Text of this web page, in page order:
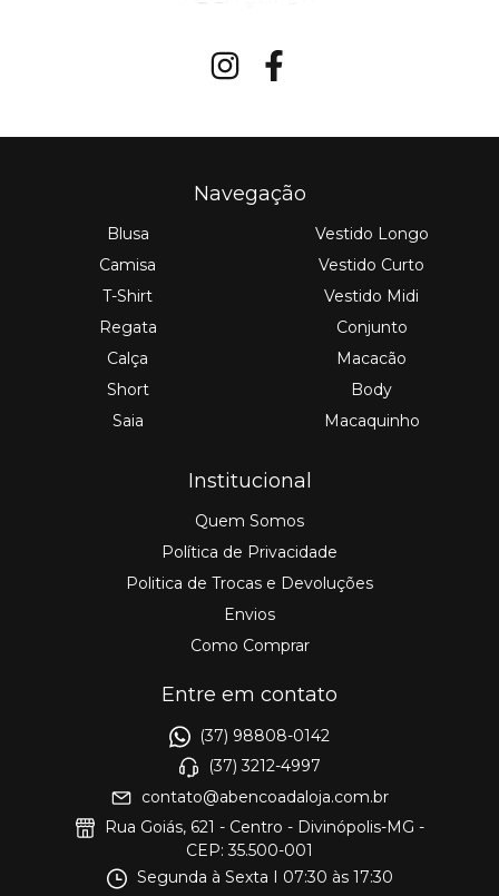
Navegação
Blusa
Camisa
T-Shirt
Regata
Calça
Short
Saia
Vestido Longo
Vestido Curto
Vestido Midi
Conjunto
Macacão
Body
Macaquinho
Institucional
Quem Somos
Política de Privacidade
Politica de Trocas e Devoluções
Envios
Como Comprar
Entre em contato
(37) 98808-0142
(37) 3212-4997
contato@abencoadaloja.com.br
Rua Goiás, 621 - Centro - Divinópolis-MG -
CEP: 35.500-001
Segunda à Sexta I 07:30 às 17:30